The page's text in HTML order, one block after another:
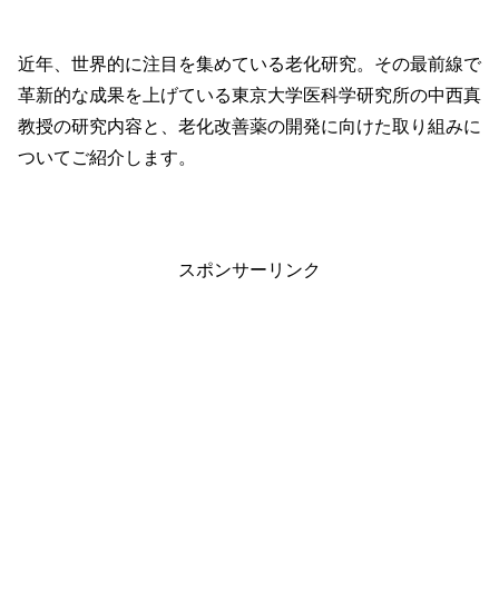
近年、世界的に注目を集めている老化研究。その最前線で
革新的な成果を上げている東京大学医科学研究所の中西真
教授の研究内容と、老化改善薬の開発に向けた取り組みに
ついてご紹介します。
スポンサーリンク